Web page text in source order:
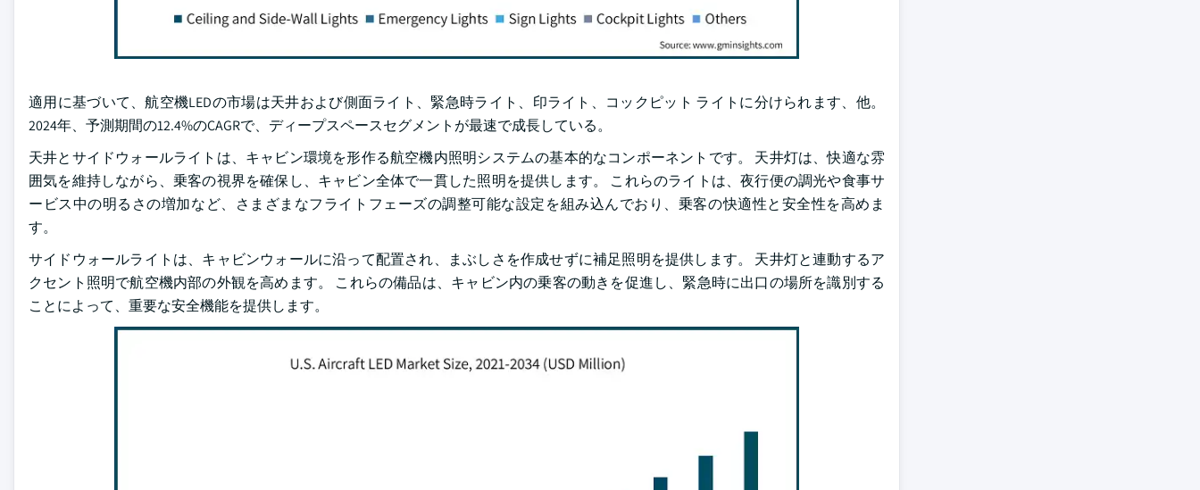
適用に基づいて、航空機LEDの市場は天井および側面ライト、緊急時ライト、印ライト、コックピット ライトに分けられます、他。
2024年、予測期間の12.4%のCAGRで、ディープスペースセグメントが最速で成長している。
天井とサイドウォールライトは、キャビン環境を形作る航空機内照明システムの基本的なコンポーネントです。 天井灯は、快適な雰
囲気を維持しながら、乗客の視界を確保し、キャビン全体で一貫した照明を提供します。 これらのライトは、夜行便の調光や食事サ
ービス中の明るさの増加など、さまざまなフライトフェーズの調整可能な設定を組み込んでおり、乗客の快適性と安全性を高めま
す。
サイドウォールライトは、キャビンウォールに沿って配置され、まぶしさを作成せずに補足照明を提供します。 天井灯と連動するア
クセント照明で航空機内部の外観を高めます。 これらの備品は、キャビン内の乗客の動きを促進し、緊急時に出口の場所を識別する
ことによって、重要な安全機能を提供します。